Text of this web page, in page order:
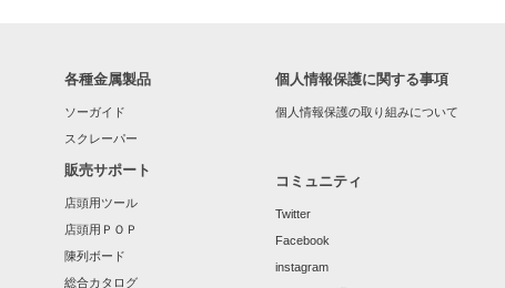
各種金属製品
ソーガイド
スクレーパー
販売サポート
店頭用ツール
店頭用ＰＯＰ
陳列ボード
総合カタログ
個人情報保護に関する事項
個人情報保護の取り組みについて
コミュニティ
Twitter
Facebook
instagram